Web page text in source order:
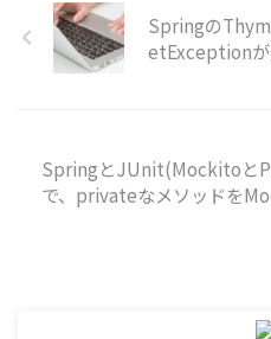
ります。この記事では、初学者
がつまずきやすい理由を現場
目線で整理します。 前回の文
分で作ったクラスのequalsと
hashCodeです。 この記事のポ
イント equalsは「同じ値とし
Springの
etExceptionが
SpringとJUnit(Mockitoと
で、privateなメソッドを